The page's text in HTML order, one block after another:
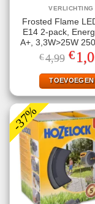
VERLICHTING
Frosted Flame
E14 2-pack,
A+, 3,3W>25W
€4,99 prijs
was:
€4,99.
€
TOEVOEGEN
-37%